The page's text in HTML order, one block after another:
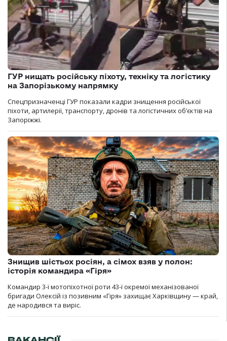
ГУР нищать російську піхоту, техніку та логістику
на Запорізькому напрямку
Спецпризначенці ГУР показали кадри знищення російської
піхоти, артилерії, транспорту, дронів та логістичних об’єктів на
Запоріжжі.
Знищив шістьох росіян, а сімох взяв у полон:
історія командира «Гіря»
Командир 3-ї мотопіхотної роти 43-ї окремої механізованої
бригади Олексій із позивним «Гіря» захищає Харківщину — край,
де народився та виріс.